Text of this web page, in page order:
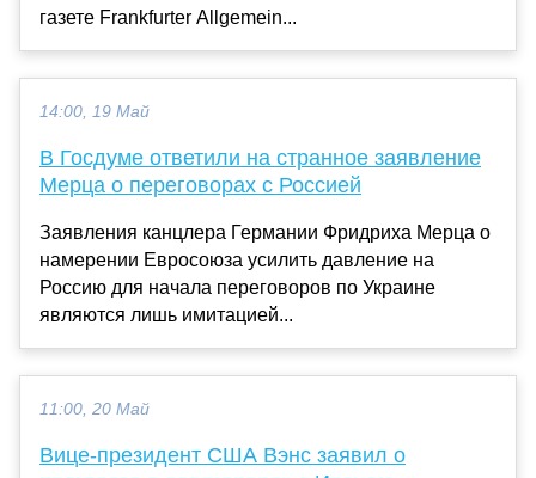
газете Frankfurter Allgemein...
14:00, 19 Май
В Госдуме ответили на странное заявление
Мерца о переговорах с Россией
Заявления канцлера Германии Фридриха Мерца о
намерении Евросоюза усилить давление на
Россию для начала переговоров по Украине
являются лишь имитацией...
11:00, 20 Май
Вице-президент США Вэнс заявил о